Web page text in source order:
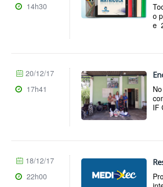
o
e
14h30
IF
20/12/17
17h41
18/12/17
22h00